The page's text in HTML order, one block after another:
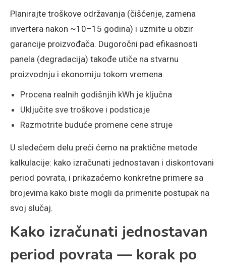
Planirajte troškove održavanja (čišćenje, zamena
invertera nakon ~10–15 godina) i uzmite u obzir
garancije proizvođača. Dugoročni pad efikasnosti
panela (degradacija) takođe utiče na stvarnu
proizvodnju i ekonomiju tokom vremena.
Procena realnih godišnjih kWh je ključna
Uključite sve troškove i podsticaje
Razmotrite buduće promene cene struje
U sledećem delu preći ćemo na praktične metode
kalkulacije: kako izračunati jednostavan i diskontovani
period povrata, i prikazaćemo konkretne primere sa
brojevima kako biste mogli da primenite postupak na
svoj slučaj.
Kako izračunati jednostavan
period povrata — korak po